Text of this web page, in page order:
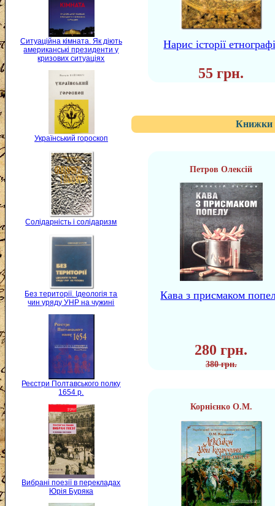
Ситуаційна кімната. Як діють
американські президенти у
кризових ситуаціях
Український гороскоп
Солідарність і солідаризм
Без території. Ідеологія та
чин уряду УНР на чужині
Реєстри Полтавського полку
1654 р.
Вибрані поезії в перекладах
Юрія Буряка
Нарис історії
55 грн.
Книжки
Петров Олексій
Кава з присмаком
280 грн.
380 грн.
Корнієнко О.М.